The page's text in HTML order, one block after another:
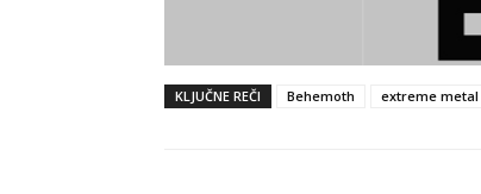
KLJUČNE REČI Behemoth extreme metal